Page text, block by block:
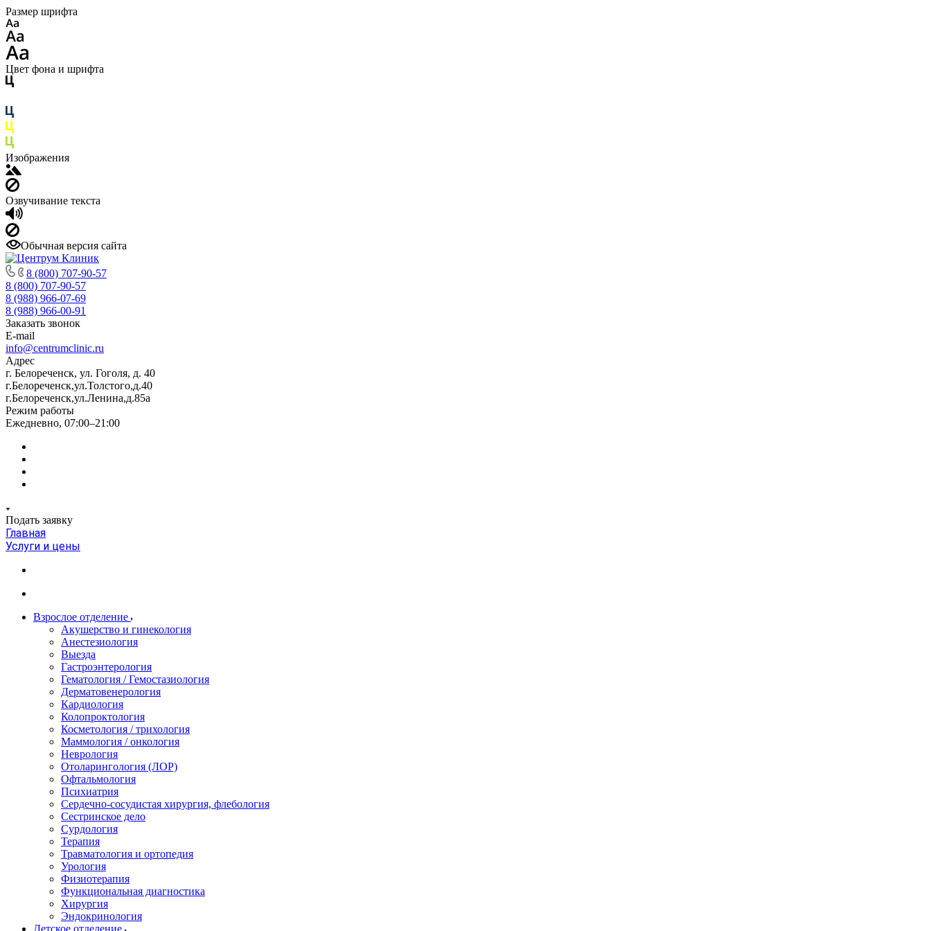
Размер шрифта
Цвет фона и шрифта
Изображения
Озвучивание текста
Обычная версия сайта
8 (800) 707-90-57
8 (800) 707-90-57
8 (988) 966-07-69
8 (988) 966-00-91
Заказать звонок
E-mail
info@centrumclinic.ru
Адрес
г. Белореченск, ул. Гоголя, д. 40
г.Белореченск,ул.Толстого,д.40
г.Белореченск,ул.Ленина,д.85а
Режим работы
Ежедневно, 07:00–21:00
Подать заявку
Главная
Услуги и цены
Взрослое отделение
Акушерство и гинекология
Анестезиология
Выезда
Гастроэнтерология
Гематология / Гемостазиология
Дерматовенерология
Кардиология
Колопроктология
Косметология / трихология
Маммология / онкология
Неврология
Отоларингология (ЛОР)
Офтальмология
Психиатрия
Сердечно-сосудистая хирургия, флебология
Сестринское дело
Сурдология
Терапия
Травматология и ортопедия
Урология
Физиотерапия
Функциональная диагностика
Хирургия
Эндокринология
Детское отделение